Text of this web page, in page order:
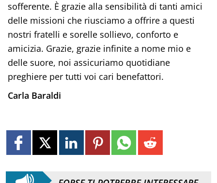
sofferente. È grazie alla sensibilità di tanti amici
delle missioni che riusciamo a offrire a questi
nostri fratelli e sorelle sollievo, conforto e
amicizia. Grazie, grazie infinite a nome mio e
delle suore, noi assicuriamo quotidiane
preghiere per tutti voi cari benefattori.
Carla Baraldi